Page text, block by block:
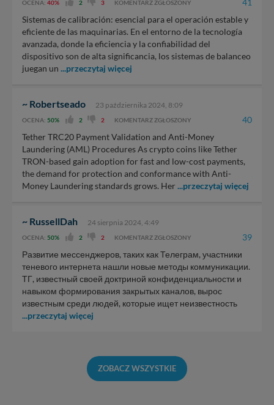
OCENA: 40% 2 3 KOMENTARZ ZGŁOSZONY 41
Sistemas de calibración: esencial para el operación estable y
eficiente de las maquinarias. En el entorno de la tecnología
avanzada, donde la eficiencia y la confiabilidad del
dispositivo son de alta significancia, los sistemas de balanceo
juegan un ...przeczytaj więcej
~ Robertseado 23 października 2024, 8:09
OCENA: 50% 2 2 KOMENTARZ ZGŁOSZONY 40
Tether TRC20 Payment Validation and Anti-Money
Laundering (AML) Procedures As crypto coins like Tether
TRON-based gain adoption for fast and low-cost payments,
the demand for protection and conformance with Anti-
Money Laundering standards grows. Her ...przeczytaj więcej
~ RussellDah 24 sierpnia 2024, 4:49
OCENA: 50% 2 2 KOMENTARZ ZGŁOSZONY 39
Развитие мессенджеров, таких как Телеграм, участники
теневого интернета нашли новые методы коммуникации.
ТГ, известный своей доктриной конфиденциальности и
навыком формирования закрытых каналов, вырос
известным среди людей, которые ищет неизвестность
...przeczytaj więcej
ZOBACZ WSZYSTKIE